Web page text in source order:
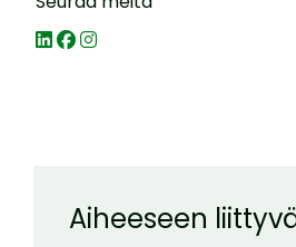
Aiheeseen